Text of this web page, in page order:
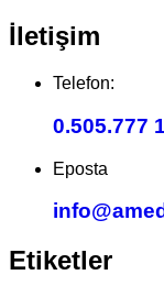
İletişim
Telefon:
0.505.777
Eposta
Etiketler